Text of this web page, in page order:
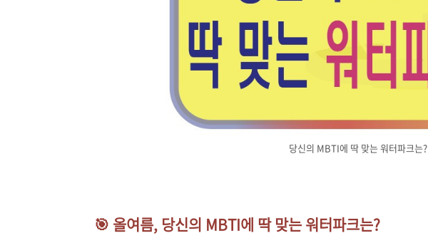
당신의 MBTI에 딱 맞는 워터파크는?
🎯 올여름, 당신의 MBTI에 딱 맞는 워터파크는?